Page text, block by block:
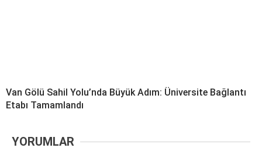
Van Gölü Sahil Yolu’nda Büyük Adım: Üniversite Bağlantı
Etabı Tamamlandı
YORUMLAR